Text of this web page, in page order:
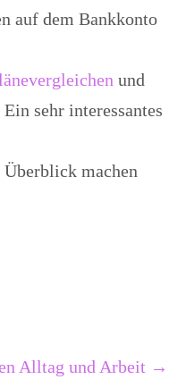
auf dem Bankkonto
und
sehr interessantes
Überblick machen
Alltag und Arbeit →